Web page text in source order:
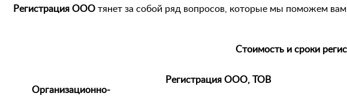
Регистрация ООО тянет за собой ряд вопросов, которые мы поможем
Стоимость и сроки
Организационно-
Регистрация ООО, ТОВ